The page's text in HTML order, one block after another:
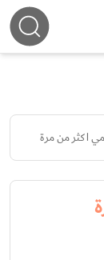
اكثر من مرة